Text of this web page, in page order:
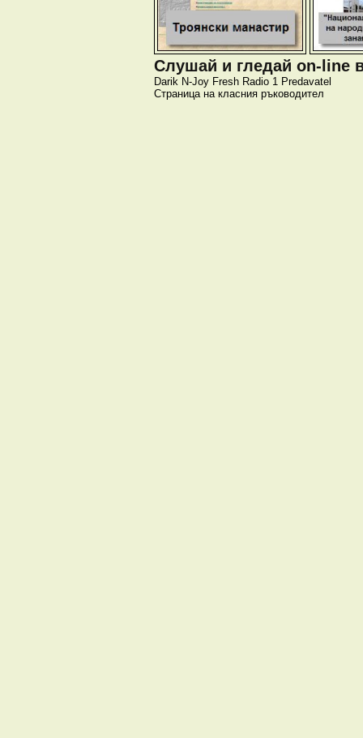
Слушай и гледай on-line
Darik N-Joy Fresh Radio 1 Predavatel
Страница на класния ръководител